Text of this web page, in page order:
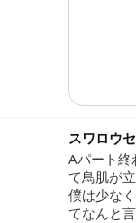
スワロウ
Aパート終
て鳥肌が
僕は少な
てなんと言